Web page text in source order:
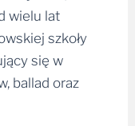
wielu lat
szkoły
się w
ballad oraz